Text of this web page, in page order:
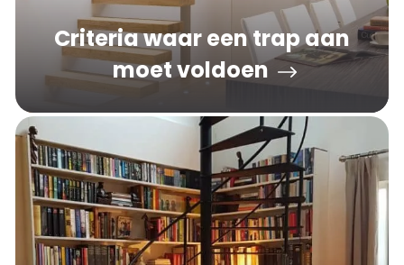
Criteria waar een trap aan
moet voldoen